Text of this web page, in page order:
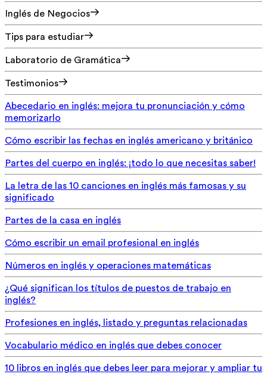
Inglés de Negocios
Tips para estudiar
Laboratorio de Gramática
Testimonios
Abecedario en inglés: mejora tu pronunciación y cómo
memorizarlo
Cómo escribir las fechas en inglés americano y británico
Partes del cuerpo en inglés: ¡todo lo que necesitas saber!
La letra de las 10 canciones en inglés más famosas y su
significado
Partes de la casa en inglés
Cómo escribir un email profesional en inglés
Números en inglés y operaciones matemáticas
¿Qué significan los títulos de puestos de trabajo en
inglés?
Profesiones en inglés, listado y preguntas relacionadas
Vocabulario médico en inglés que debes conocer
10 libros en inglés que debes leer para mejorar y ampliar tu